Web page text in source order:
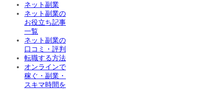
ネット副業
ネット副業の
お役立ち記事
一覧
ネット副業の
口コミ・評判
転職する方法
オンラインで
稼ぐ・副業・
スキマ時間を